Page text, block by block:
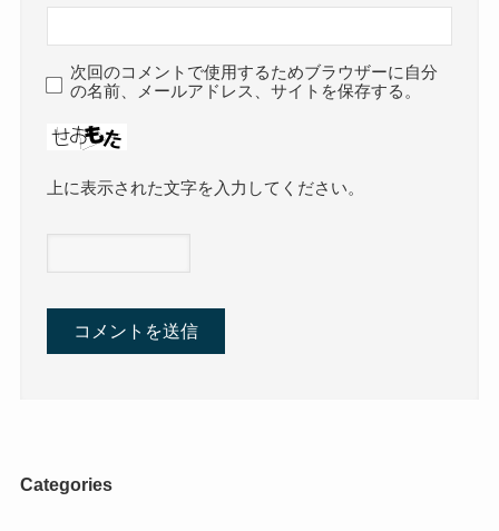
次回のコメントで使用するためブラウザーに自分
の名前、メールアドレス、サイトを保存する。
上に表示された文字を入力してください。
Categories